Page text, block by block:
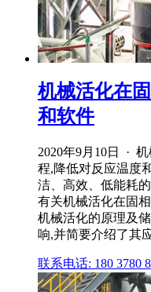
机械活化在
和软件
2020年9月10日 ·
程,降低对反应温度
洁、高效、低能耗
有关机械活化在固
机械活化的原理及
响,并简要介绍了其
联系电话: 180 3780